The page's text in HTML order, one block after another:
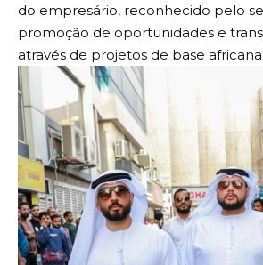
do empresário, reconhecido pelo
promoção de oportunidades e
através de projetos de base africana.